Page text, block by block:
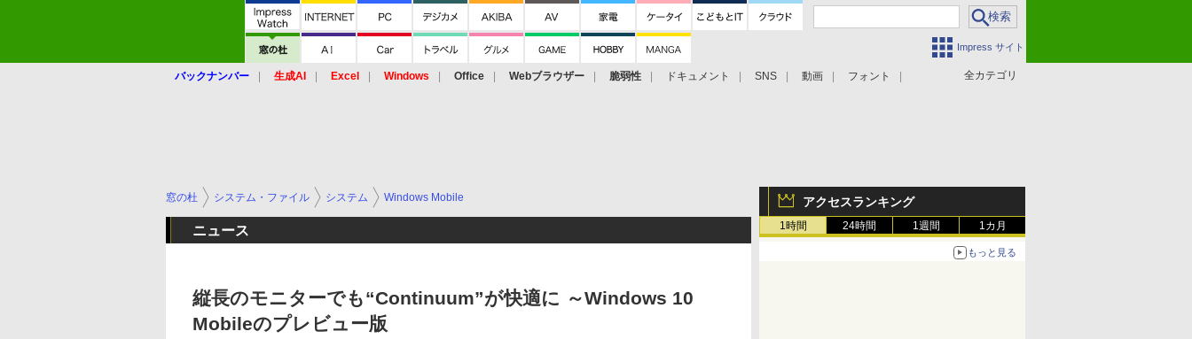
Impress サイト
全カテゴリ
バックナンバー 生成AI Excel Windows Office Webブラウザー 脆弱性 ドキュメント SNS 動画 フォント
アクセスランキング
1時間 24時間 1週間 1カ月
もっと見る
窓の杜 システム・ファイル システム Windows Mobile
ニュース
縦長のモニターでも“Continuum”が快適に ～Windows 10
Mobileのプレビュー版